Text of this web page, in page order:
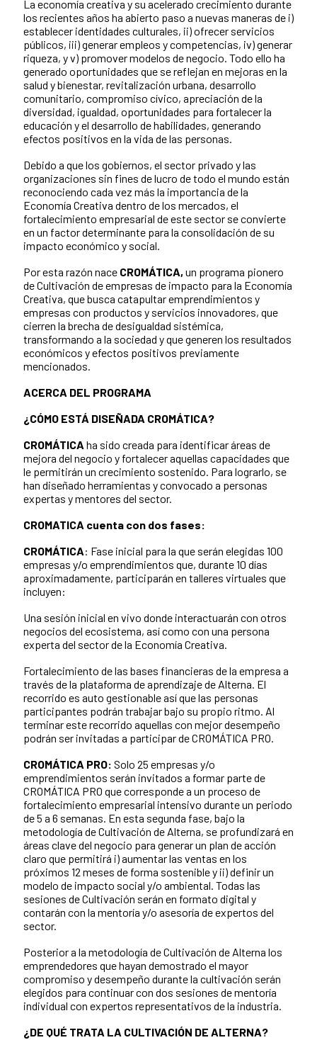
La economía creativa y su acelerado crecimiento durante
los recientes años ha abierto paso a nuevas maneras de i)
establecer identidades culturales, ii) ofrecer servicios
públicos, iii) generar empleos y competencias, iv) generar
riqueza, y v) promover modelos de negocio. Todo ello ha
generado oportunidades que se reflejan en mejoras en la
salud y bienestar, revitalización urbana, desarrollo
comunitario, compromiso cívico, apreciación de la
diversidad, igualdad, oportunidades para fortalecer la
educación y el desarrollo de habilidades, generando
efectos positivos en la vida de las personas.
Debido a que los gobiernos, el sector privado y las
organizaciones sin fines de lucro de todo el mundo están
reconociendo cada vez más la importancia de la
Economía Creativa dentro de los mercados, el
fortalecimiento empresarial de este sector se convierte
en un factor determinante para la consolidación de su
impacto económico y social.
Por esta razón nace CROMÁTICA, un programa pionero
de Cultivación de empresas de impacto para la Economía
Creativa, que busca catapultar emprendimientos y
empresas con productos y servicios innovadores, que
cierren la brecha de desigualdad sistémica,
transformando a la sociedad y que generen los resultados
económicos y efectos positivos previamente
mencionados.
ACERCA DEL PROGRAMA
¿CÓMO ESTÁ DISEÑADA CROMÁTICA?
CROMÁTICA ha sido creada para identificar áreas de
mejora del negocio y fortalecer aquellas capacidades que
le permitirán un crecimiento sostenido. Para lograrlo, se
han diseñado herramientas y convocado a personas
expertas y mentores del sector.
CROMATICA cuenta con dos fases:
CROMÁTICA: Fase inicial para la que serán elegidas 100
empresas y/o emprendimientos que, durante 10 días
aproximadamente, participarán en talleres virtuales que
incluyen:
Una sesión inicial en vivo donde interactuarán con otros
negocios del ecosistema, así como con una persona
experta del sector de la Economía Creativa.
Fortalecimiento de las bases financieras de la empresa a
través de la plataforma de aprendizaje de Alterna. El
recorrido es auto gestionable así que las personas
participantes podrán trabajar bajo su propio ritmo. Al
terminar este recorrido aquellas con mejor desempeño
podrán ser invitadas a participar de CROMÁTICA PRO.
CROMÁTICA PRO: Solo 25 empresas y/o
emprendimientos serán invitados a formar parte de
CROMÁTICA PRO que corresponde a un proceso de
fortalecimiento empresarial intensivo durante un periodo
de 5 a 6 semanas. En esta segunda fase, bajo la
metodología de Cultivación de Alterna, se profundizará en
áreas clave del negocio para generar un plan de acción
claro que permitirá i) aumentar las ventas en los
próximos 12 meses de forma sostenible y ii) definir un
modelo de impacto social y/o ambiental. Todas las
sesiones de Cultivación serán en formato digital y
contarán con la mentoría y/o asesoría de expertos del
sector.
Posterior a la metodología de Cultivación de Alterna los
emprendedores que hayan demostrado el mayor
compromiso y desempeño durante la cultivación serán
elegidos para continuar con dos sesiones de mentoría
individual con expertos representativos de la industria.
¿DE QUÉ TRATA LA CULTIVACIÓN DE ALTERNA?